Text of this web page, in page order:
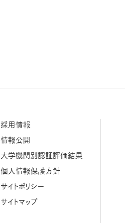
採用情報
情報公開
大学機関別認証評価結果
個人情報保護方針
サイトポリシー
サイトマップ